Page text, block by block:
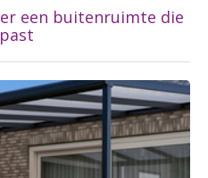
een buitenruimte die